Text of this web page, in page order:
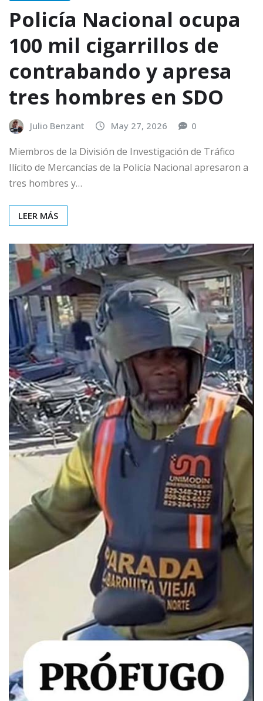
Policía Nacional ocupa
100 mil cigarrillos de
contrabando y apresa
tres hombres en SDO
Julio Benzant May 27, 2026 0
Miembros de la División de Investigación de Tráfico
Ilícito de Mercancías de la Policía Nacional apresaron a
tres hombres y…
LEER MÁS